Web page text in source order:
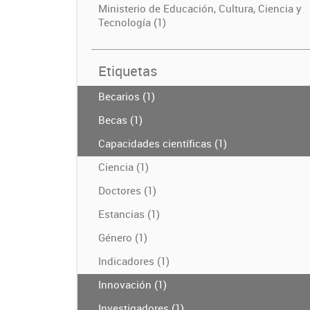
Ministerio de Educación, Cultura, Ciencia y
Tecnología (1)
Etiquetas
Becarios (1)
Becas (1)
Capacidades científicas (1)
Ciencia (1)
Doctores (1)
Estancias (1)
Género (1)
Indicadores (1)
Innovación (1)